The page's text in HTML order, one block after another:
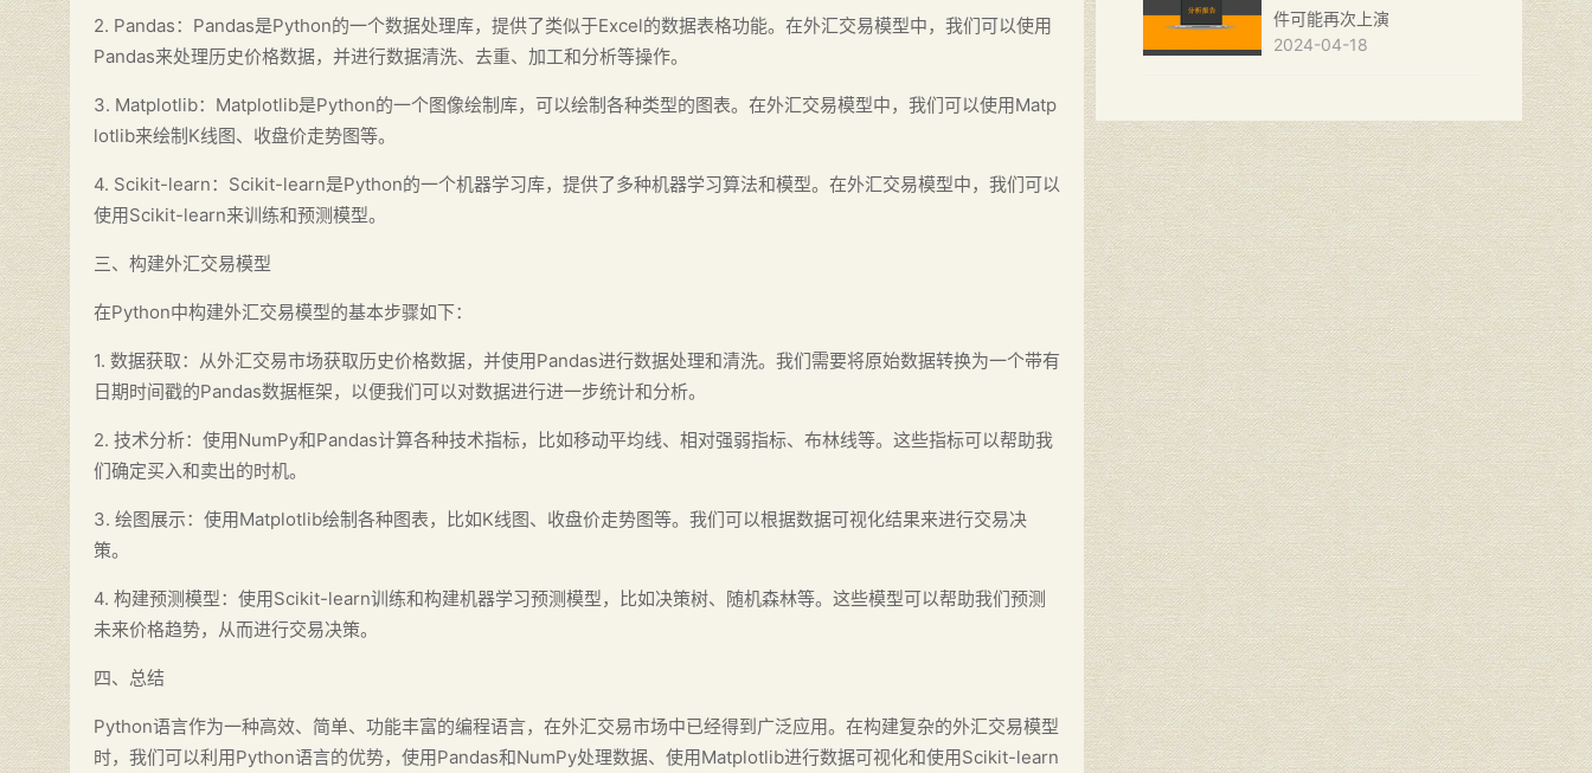
2. Pandas：Pandas是Python的一个数据处理库，提供了类似于Excel的数据表格功能。在外汇交易模型中，我们可以使用
Pandas来处理历史价格数据，并进行数据清洗、去重、加工和分析等操作。
3. Matplotlib：Matplotlib是Python的一个图像绘制库，可以绘制各种类型的图表。在外汇交易模型中，我们可以使用Matp
lotlib来绘制K线图、收盘价走势图等。
4. Scikit-learn：Scikit-learn是Python的一个机器学习库，提供了多种机器学习算法和模型。在外汇交易模型中，我们可以
使用Scikit-learn来训练和预测模型。
三、构建外汇交易模型
在Python中构建外汇交易模型的基本步骤如下：
1. 数据获取：从外汇交易市场获取历史价格数据，并使用Pandas进行数据处理和清洗。我们需要将原始数据转换为一个带有
日期时间戳的Pandas数据框架，以便我们可以对数据进行进一步统计和分析。
2. 技术分析：使用NumPy和Pandas计算各种技术指标，比如移动平均线、相对强弱指标、布林线等。这些指标可以帮助我
们确定买入和卖出的时机。
3. 绘图展示：使用Matplotlib绘制各种图表，比如K线图、收盘价走势图等。我们可以根据数据可视化结果来进行交易决
策。
4. 构建预测模型：使用Scikit-learn训练和构建机器学习预测模型，比如决策树、随机森林等。这些模型可以帮助我们预测
未来价格趋势，从而进行交易决策。
四、总结
Python语言作为一种高效、简单、功能丰富的编程语言，在外汇交易市场中已经得到广泛应用。在构建复杂的外汇交易模型
时，我们可以利用Python语言的优势，使用Pandas和NumPy处理数据、使用Matplotlib进行数据可视化和使用Scikit-learn
件可能再次上演
2024-04-18